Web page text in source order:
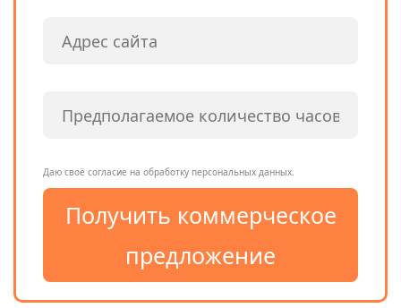
Даю своё согласие на обработку персональных данных.